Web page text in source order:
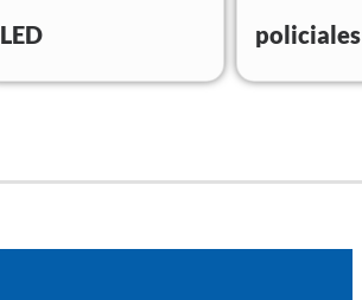
LED
policiales